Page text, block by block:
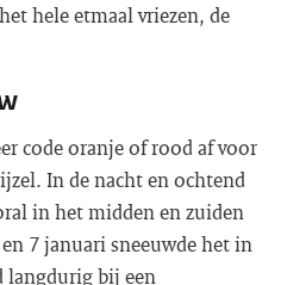
hele etmaal vriezen, de
code oranje of rood af voor
In de nacht en ochtend
in het midden en zuiden
7 januari sneeuwde het in
langdurig bij een